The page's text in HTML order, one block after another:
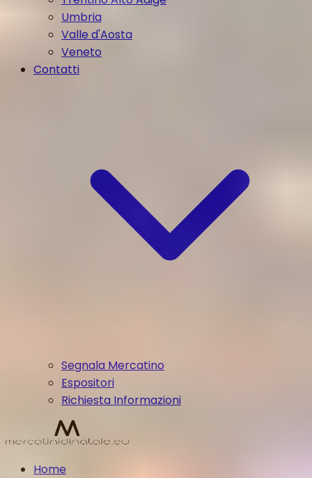
Umbria
Valle d'Aosta
Veneto
Contatti
Segnala Mercatino
Espositori
Richiesta Informazioni
Home